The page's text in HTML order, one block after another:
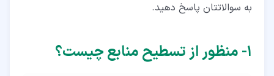
۵‏- هدف تسطیح منابع چیست؟
به سوالاتتان پاسخ دهید.
۱‏- منظور از تسطیح منابع چیست؟